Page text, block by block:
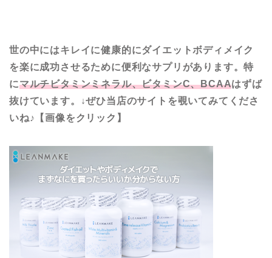
世の中にはキレイに健康的にダイエットボディメイク
を楽に成功させるために便利なサプリがあります。特
にマルチビタミンミネラル、ビタミンC、BCAAはずば
抜けています。↓ぜひ当店のサイトを覗いてみてくださ
いね♪【画像をクリック】